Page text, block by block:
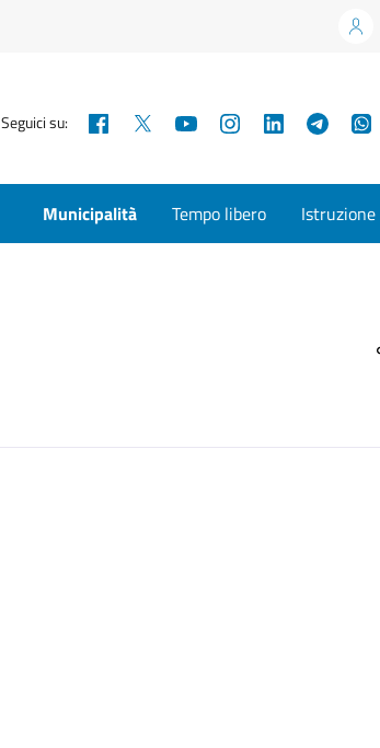
Seguici su: Facebook YouTubeInstagramLinkedIn
Municipalità Tempo libero Istruzione